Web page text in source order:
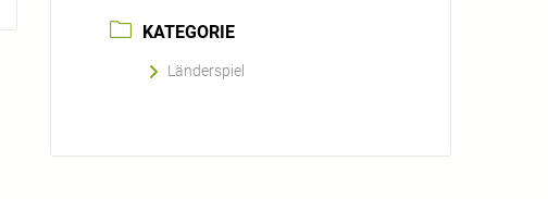
KATEGORIE
Länderspiel